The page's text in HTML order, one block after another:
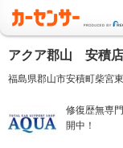
アクア郡山 安積店
福島県郡山市安積町柴宮
修復歴無専
開中！